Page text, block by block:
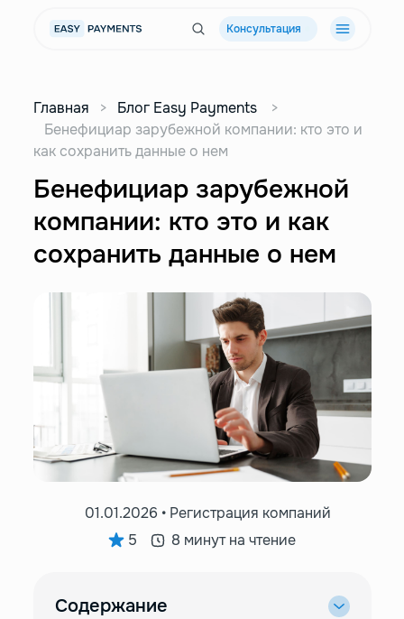
Консультация
Главная > Блог Easy Payments
>
Бенефициар зарубежной компании: кто это и
как сохранить данные о нем
Бенефициар зарубежной
компании: кто это и как
сохранить данные о нем
01.01.2026 • Регистрация компаний
5
8 минут на чтение
Содержание